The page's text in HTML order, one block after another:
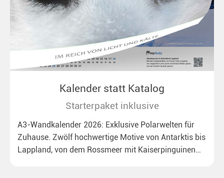
Kalender statt Katalog
Starterpaket inklusive
A3-Wandkalender 2026: Exklusive Polarwelten für
Zuhause. Zwölf hochwertige Motive von Antarktis bis
Lappland, von dem Rossmeer mit Kaiserpinguinen